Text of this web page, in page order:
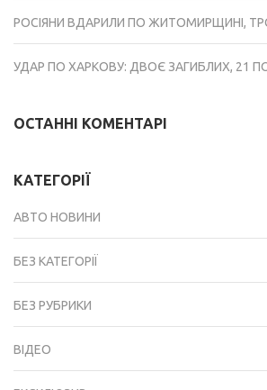
РОСІЯНИ ВДАРИЛИ ПО ЖИТОМИРЩИНІ,
УДАР ПО ХАРКОВУ: ДВОЄ ЗАГИБЛИХ, 21
ОСТАННІ КОМЕНТАРІ
КАТЕГОРІЇ
АВТО НОВИНИ
БЕЗ КАТЕГОРІЇ
БЕЗ РУБРИКИ
ВІДЕО